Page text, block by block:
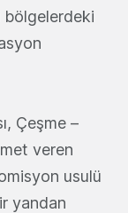
bölgelerdeki
Çeşme –
veren
usulü
yandan